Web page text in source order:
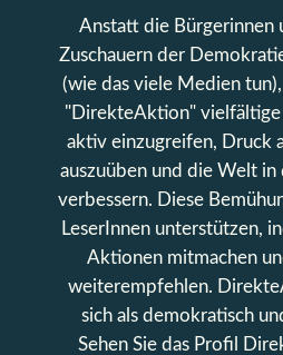
Anstatt die Bürgerinnen
Zuschauern der
(wie das viele Medien
"DirekteAktion"
aktiv einzugreifen, Druck
auszuüben und die Welt
verbessern. Diese
LeserInnen unterstützen,
Aktionen mitmachen
weiterempfehlen.
sich als demokratisch
Sehen Sie das Profil